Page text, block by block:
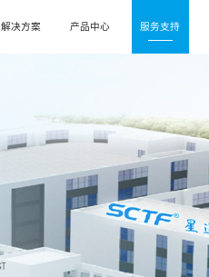
解决方案 产品中心 服务支持